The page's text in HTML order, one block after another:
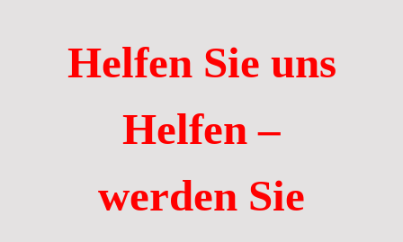
Helfen Sie uns
Helfen –
werden Sie